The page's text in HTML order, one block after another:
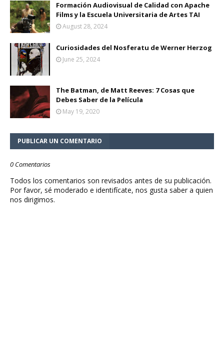
Formación Audiovisual de Calidad con Apache
Films y la Escuela Universitaria de Artes TAI
August 28, 2024
Curiosidades del Nosferatu de Werner Herzog
June 25, 2024
The Batman, de Matt Reeves: 7 Cosas que
Debes Saber de la Película
May 19, 2020
PUBLICAR UN COMENTARIO
0 Comentarios
Todos los comentarios son revisados antes de su publicación.
Por favor, sé moderado e identifícate, nos gusta saber a quien
nos dirigimos.